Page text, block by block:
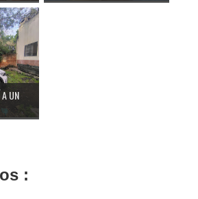
A UN
: